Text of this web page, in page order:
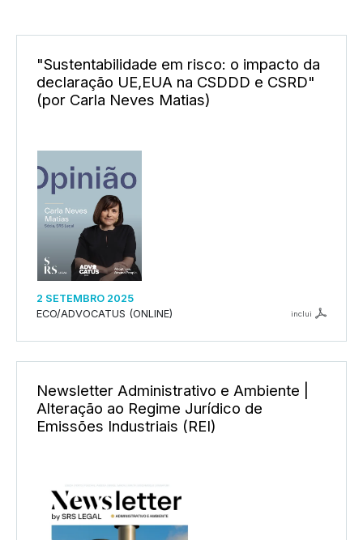
"Sustentabilidade em risco: o impacto da
declaração UE,EUA na CSDDD e CSRD"
(por Carla Neves Matias)
2 SETEMBRO 2025
ECO/ADVOCATUS (ONLINE)
inclui
Newsletter Administrativo e Ambiente |
Alteração ao Regime Jurídico de
Emissões Industriais (REI)